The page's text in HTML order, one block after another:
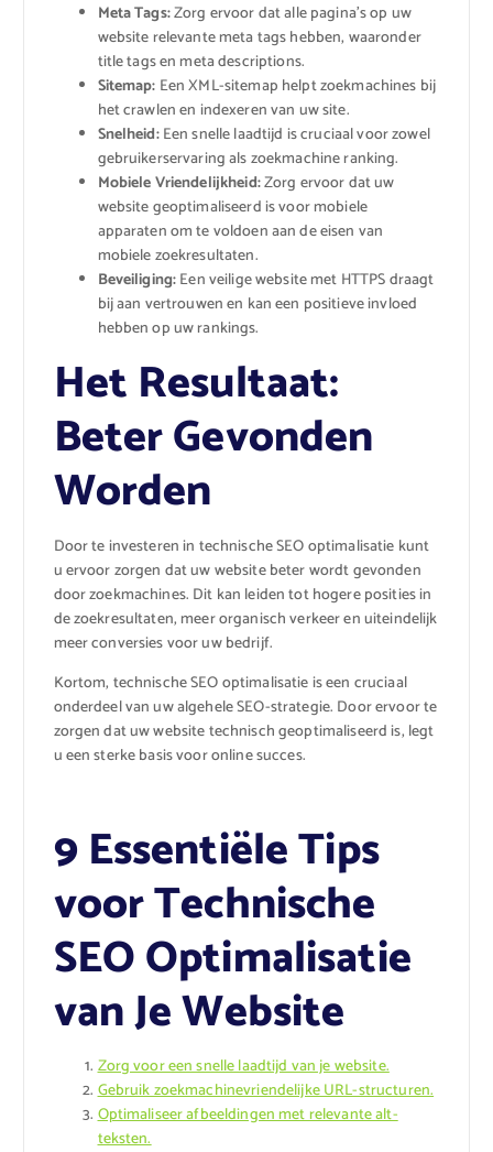
Meta Tags:Zorg ervoor dat alle pagina’s op uw
website relevante meta tags hebben, waaronder
title tags en meta descriptions.
Sitemap: Een XML-sitemap helpt zoekmachines bij
het crawlen en indexeren van uw site.
Snelheid:Een snelle laadtijd is cruciaal voor zowel
gebruikerservaring als zoekmachine ranking.
Mobiele Vriendelijkheid:Zorg ervoor dat uw
website geoptimaliseerd is voor mobiele
apparaten om te voldoen aan de eisen van
mobiele zoekresultaten.
Beveiliging:Een veilige website met HTTPS draagt
bij aan vertrouwen en kan een positieve invloed
hebben op uw rankings.
Het Resultaat:
Beter Gevonden
Worden
Door te investeren in technische SEO optimalisatie kunt
u ervoor zorgen dat uw website beter wordt gevonden
door zoekmachines. Dit kan leiden tot hogere posities in
de zoekresultaten, meer organisch verkeer en uiteindelijk
meer conversies voor uw bedrijf.
Kortom, technische SEO optimalisatie is een cruciaal
onderdeel van uw algehele SEO-strategie. Door ervoor te
zorgen dat uw website technisch geoptimaliseerd is, legt
u een sterke basis voor online succes.
9 Essentiële Tips
voor Technische
SEO Optimalisatie
van Je Website
Zorg voor een snelle laadtijd van je website.
Gebruik zoekmachinevriendelijke URL-structuren.
Optimaliseer afbeeldingen met relevante alt-
teksten.